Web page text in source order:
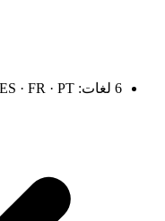
6 لغات: EN · AR · HI · ES · FR · PT